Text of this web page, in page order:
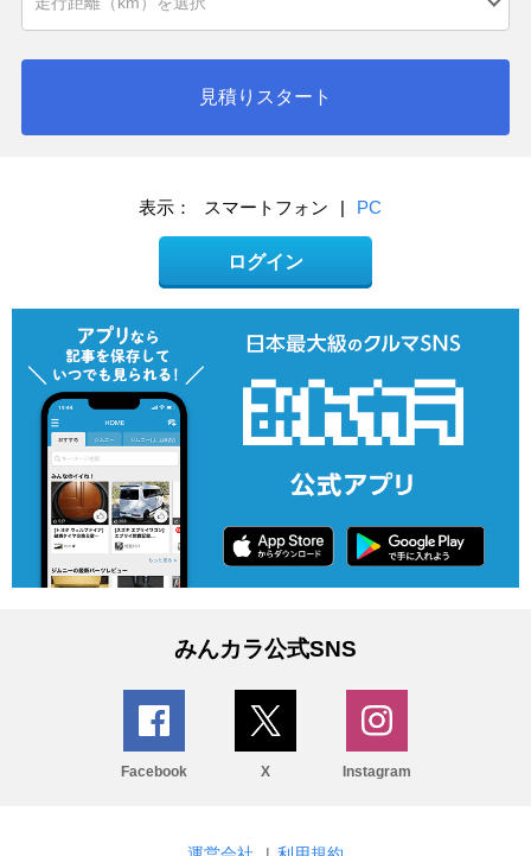
見積りスタート
表示： スマートフォン | PC
ログイン
みんカラ公式SNS
Facebook X Instagram